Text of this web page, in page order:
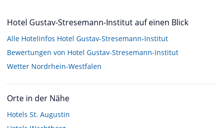
Hotel Gustav-Stresemann-Institut auf einen Blick
Alle Hotelinfos Hotel Gustav-Stresemann-Institut
Bewertungen von Hotel Gustav-Stresemann-Institut
Wetter Nordrhein-Westfalen
Orte in der Nähe
Hotels St. Augustin